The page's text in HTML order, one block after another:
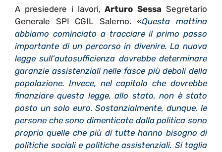
A presiedere i lavori,Arturo Sessa Segretario
Generale SPI CGIL Salerno. «Questa mattina
abbiamo cominciato a tracciare il primo passo
importante di un percorso in divenire. La nuova
legge sull’autosufficienza dovrebbe determinare
garanzie assistenziali nelle fasce più deboli della
popolazione. Invece, nel capitolo che dovrebbe
finanziare questa legge, allo stato, non è stato
posto un solo euro. Sostanzialmente, dunque, le
persone che sono dimenticate dalla politica sono
proprio quelle che più di tutte hanno bisogno di
politiche sociali e politiche assistenziali. Si taglia